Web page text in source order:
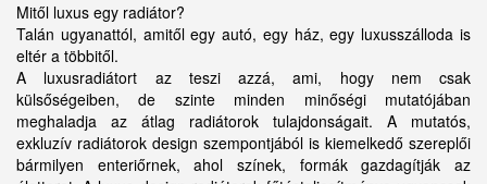
Mitől luxus egy radiátor?
Talán ugyanattól, amitől egy autó, egy ház, egy luxusszálloda is
eltér a többitől.
A luxusradiátort az teszi azzá, ami, hogy nem csak
külsőségeiben, de szinte minden minőségi mutatójában
meghaladja az átlag radiátorok tulajdonságait. A mutatós,
exkluzív radiátorok design szempontjából is kiemelkedő szereplői
bármilyen enteriőrnek, ahol színek, formák gazdagítják az